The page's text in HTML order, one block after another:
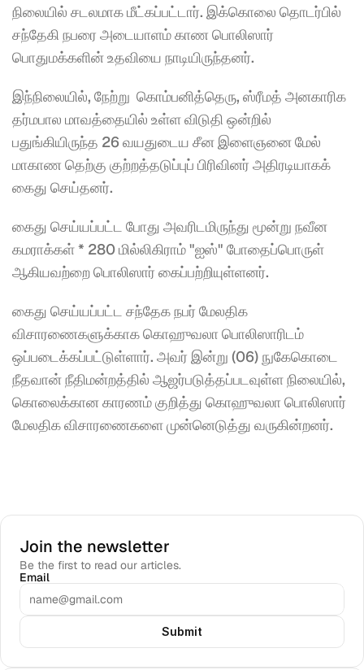
நிலையில் சடலமாக மீட்கப்பட்டார். இக்கொலை தொடர்பில்
சந்தேகி நபரை அடையாளம் காண பொலிஸார்
பொதுமக்களின் உதவியை நாடியிருந்தனர்.
இந்நிலையில், நேற்று  கொம்பனித்தெரு, ஸ்ரீமத் அனகாரிக
தர்மபால மாவத்தையில் உள்ள விடுதி ஒன்றில்
பதுங்கியிருந்த 26 வயதுடைய சீன இளைஞனை மேல்
மாகாண தெற்கு குற்றத்தடுப்புப் பிரிவினர் அதிரடியாகக்
கைது செய்தனர்.
கைது செய்யப்பட்ட போது அவரிடமிருந்து மூன்று நவீன
கமராக்கள் * 280 மில்லிகிராம் "ஐஸ்" போதைப்பொருள்
ஆகியவற்றை பொலிஸார் கைப்பற்றியுள்ளனர்.
கைது செய்யப்பட்ட சந்தேக நபர் மேலதிக
விசாரணைகளுக்காக கொஹுவலா பொலிஸாரிடம்
ஒப்படைக்கப்பட்டுள்ளார். அவர் இன்று (06) நுகேகொடை
நீதவான் நீதிமன்றத்தில் ஆஜர்படுத்தப்படவுள்ள நிலையில்,
கொலைக்கான காரணம் குறித்து கொஹுவலா பொலிஸார்
மேலதிக விசாரணைகளை முன்னெடுத்து வருகின்றனர்.
Join the newsletter
Be the first to read our articles.
Email
Submit